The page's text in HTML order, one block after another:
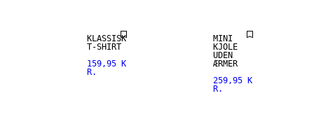
KLASSISK
T-SHIRT
159,95 K
R.
MINI
KJOLE
UDEN
ÆRMER
259,95 K
R.